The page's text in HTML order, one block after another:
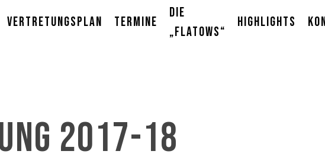
Vertretungsplan Termine
Die
„Flatows“
Highlights
2017-18